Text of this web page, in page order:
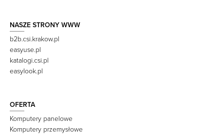
NASZE STRONY WWW
b2b.csi.krakow.pl
easyuse.pl
katalogi.csi.pl
easylook.pl
OFERTA
Komputery panelowe
Komputery przemysłowe